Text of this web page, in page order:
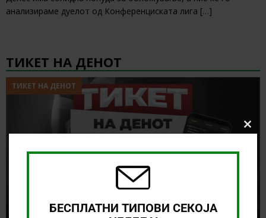
анализираме дуелот од Конференциската лига […]
ТИКЕТ НА ДЕНОТ
ТИКЕТ НА ДЕНОТ
БЕСПЛАТНИ ТИПОВИ СЕКОЈА